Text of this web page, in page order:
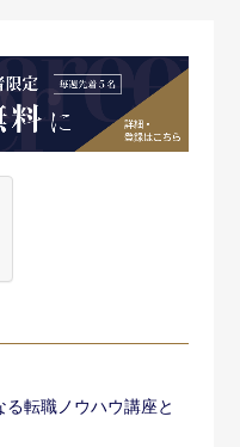
転職ノウハウ講座と